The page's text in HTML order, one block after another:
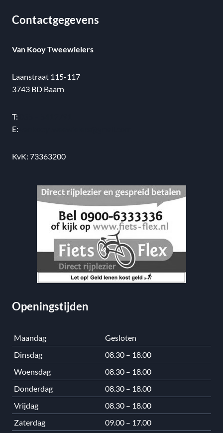
Contactgegevens
Van Kooy Tweewielers
Laanstraat 115-117
3743 BD Baarn
T:
E:
KvK: 73363200
Openingstijden
Maandag
Gesloten
Dinsdag
08.30 – 18.00
Woensdag
08.30 – 18.00
Donderdag
08.30 – 18.00
Vrijdag
08.30 – 18.00
Zaterdag
09.00 – 17.00